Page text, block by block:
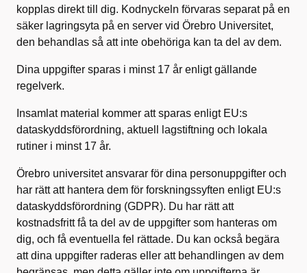
kopplas direkt till dig. Kodnyckeln förvaras separat på en
säker lagringsyta på en server vid Örebro Universitet,
den behandlas så att inte obehöriga kan ta del av dem.
Dina uppgifter sparas i minst 17 år enligt gällande
regelverk.
Insamlat material kommer att sparas enligt EU:s
dataskyddsförordning, aktuell lagstiftning och lokala
rutiner i minst 17 år.
Örebro universitet ansvarar för dina personuppgifter och
har rätt att hantera dem för forskningssyften enligt EU:s
dataskyddsförordning (GDPR). Du har rätt att
kostnadsfritt få ta del av de uppgifter som hanteras om
dig, och få eventuella fel rättade. Du kan också begära
att dina uppgifter raderas eller att behandlingen av dem